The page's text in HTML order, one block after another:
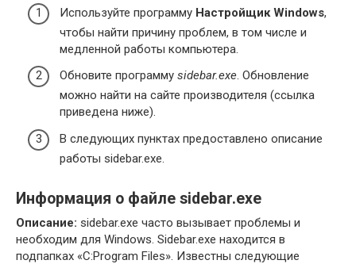
Используйте программу Настройщик Windows,
чтобы найти причину проблем, в том числе и
медленной работы компьютера.
Обновите программу sidebar.exe. Обновление
можно найти на сайте производителя (ссылка
приведена ниже).
В следующих пунктах предоставлено описание
работы sidebar.exe.
Информация о файле sidebar.exe
Описание: sidebar.exe часто вызывает проблемы и
необходим для Windows. Sidebar.exe находится в
подпапках «C:Program Files». Известны следующие